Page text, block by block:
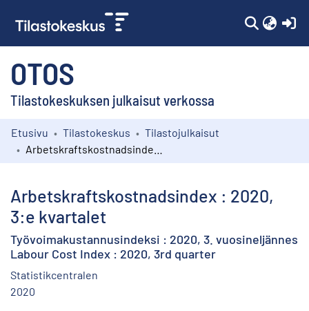
OTOS
Tilastokeskuksen julkaisut verkossa
Kokoelmat
Etusivu Tilastokeskus
Tilastojulkaisut
Arbetskraftskostnadsindex : 2020,
3:e kvartalet
Työvoimakustannusindeksi : 2020, 3. vuosineljännes
Labour Cost Index : 2020, 3rd quarter
Statistikcentralen
2020